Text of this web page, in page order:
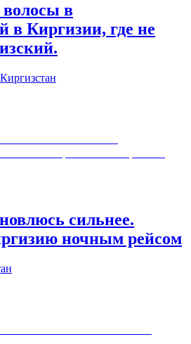
в
в Киргизии, где не
сильнее.
ночным рейсом